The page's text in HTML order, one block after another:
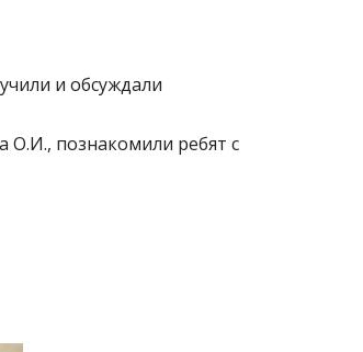
и обсуждали
О.И., познакомили ребят с